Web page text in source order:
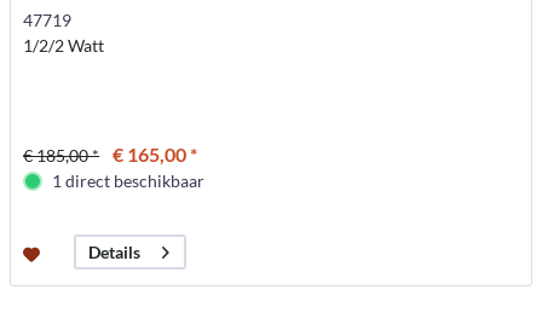
47719
1/2/2 Watt
€ 185,00 * € 165,00 *
1 direct beschikbaar
Details